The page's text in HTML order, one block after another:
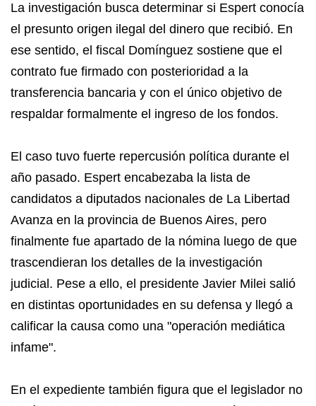
La investigación busca determinar si Espert conocía
el presunto origen ilegal del dinero que recibió. En
ese sentido, el fiscal Domínguez sostiene que el
contrato fue firmado con posterioridad a la
transferencia bancaria y con el único objetivo de
respaldar formalmente el ingreso de los fondos.
El caso tuvo fuerte repercusión política durante el
año pasado. Espert encabezaba la lista de
candidatos a diputados nacionales de La Libertad
Avanza en la provincia de Buenos Aires, pero
finalmente fue apartado de la nómina luego de que
trascendieran los detalles de la investigación
judicial. Pese a ello, el presidente Javier Milei salió
en distintas oportunidades en su defensa y llegó a
calificar la causa como una "operación mediática
infame".
En el expediente también figura que el legislador no